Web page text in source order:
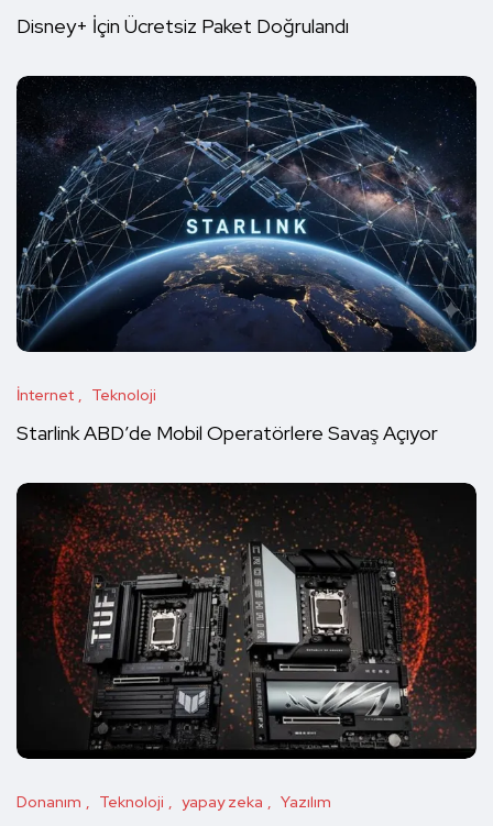
Disney+ İçin Ücretsiz Paket Doğrulandı
İnternet Teknoloji
Starlink ABD’de Mobil Operatörlere Savaş Açıyor
Donanım Teknoloji yapay zeka Yazılım